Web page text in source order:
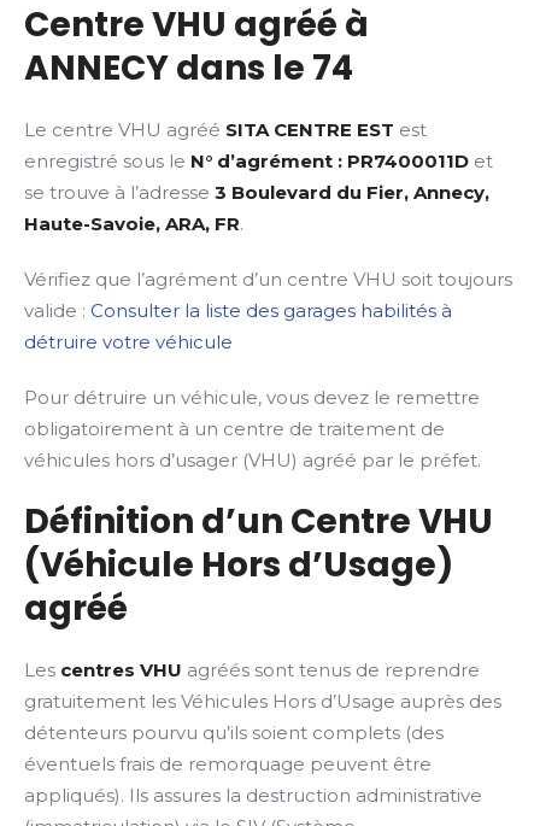
Centre VHU agréé à
ANNECY dans le 74
Le centre VHU agréé SITA CENTRE EST est
enregistré sous le N° d’agrément : PR7400011D et
se trouve à l’adresse 3 Boulevard du Fier, Annecy,
Haute-Savoie, ARA, FR.
Vérifiez que l’agrément d’un centre VHU soit toujours
valide : Consulter la liste des garages habilités à
détruire votre véhicule
Pour détruire un véhicule, vous devez le remettre
obligatoirement à un centre de traitement de
véhicules hors d’usager (VHU) agréé par le préfet.
Définition d’un Centre VHU
(Véhicule Hors d’Usage)
agréé
Les centres VHU agréés sont tenus de reprendre
gratuitement les Véhicules Hors d’Usage auprès des
détenteurs pourvu qu’ils soient complets (des
éventuels frais de remorquage peuvent être
appliqués). Ils assures la destruction administrative